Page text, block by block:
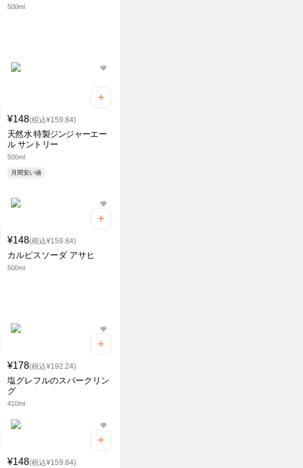
500ml
¥148(税込¥159.84)
天然水 特製ジンジャーエー
ル サントリー
500ml
月間安い値
¥148(税込¥159.84)
カルピスソーダ アサヒ
500ml
¥178(税込¥192.24)
塩グレフルのスパークリン
グ
410ml
¥148(税込¥159.84)